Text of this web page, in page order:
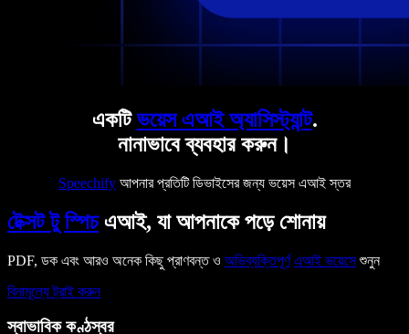
একটিভয়েস এআই অ্যাসিস্ট্যান্ট.
নানাভাবে ব্যবহার করুন।
Speechify আপনার প্রতিটি ডিভাইসের জন্য ভয়েস এআই স্তর
টেক্সট টু স্পিচএআই, যা আপনাকে পড়ে শোনায়
PDF, ডক এবং আরও অনেক কিছু প্রাণবন্ত ও অভিব্যক্তিপূর্ণ এআই ভয়েসেশুনুন
বিনামূল্যে ট্রাই করুন
স্বাভাবিক কণ্ঠস্বর